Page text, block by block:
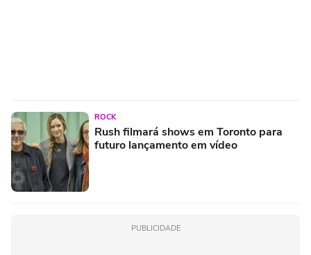
ROCK
Rush filmará shows em Toronto para
futuro lançamento em vídeo
PUBLICIDADE